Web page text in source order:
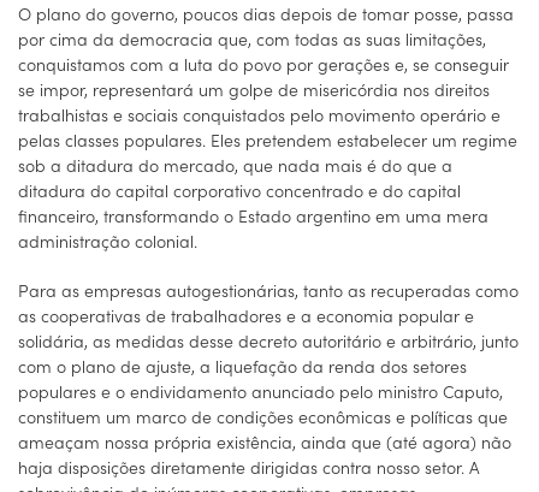
O plano do governo, poucos dias depois de tomar posse, passa
por cima da democracia que, com todas as suas limitações,
conquistamos com a luta do povo por gerações e, se conseguir
se impor, representará um golpe de misericórdia nos direitos
trabalhistas e sociais conquistados pelo movimento operário e
pelas classes populares. Eles pretendem estabelecer um regime
sob a ditadura do mercado, que nada mais é do que a
ditadura do capital corporativo concentrado e do capital
financeiro, transformando o Estado argentino em uma mera
administração colonial.
Para as empresas autogestionárias, tanto as recuperadas como
as cooperativas de trabalhadores e a economia popular e
solidária, as medidas desse decreto autoritário e arbitrário, junto
com o plano de ajuste, a liquefação da renda dos setores
populares e o endividamento anunciado pelo ministro Caputo,
constituem um marco de condições econômicas e políticas que
ameaçam nossa própria existência, ainda que (até agora) não
haja disposições diretamente dirigidas contra nosso setor. A